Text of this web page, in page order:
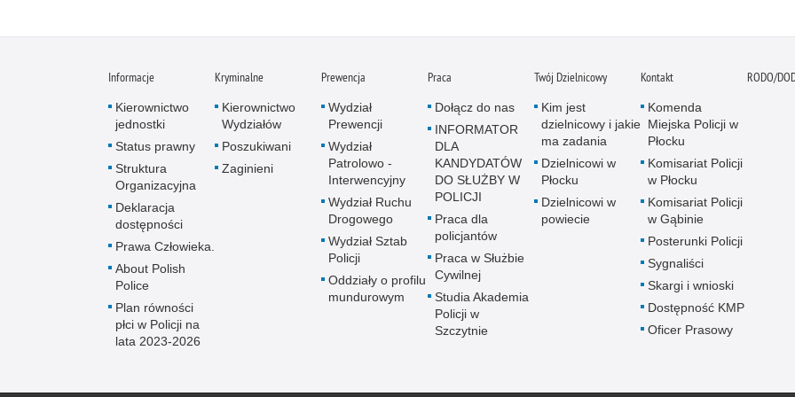
Informacje
Kierownictwo
jednostki
Status prawny
Struktura
Organizacyjna
Deklaracja
dostępności
Prawa Człowieka.
About Polish
Police
Plan równości
płci w Policji na
lata 2023-2026
Kryminalne
Kierownictwo
Wydziałów
Poszukiwani
Zaginieni
Prewencja
Wydział
Prewencji
Wydział
Patrolowo -
Interwencyjny
Wydział Ruchu
Drogowego
Wydział Sztab
Policji
Oddziały o profilu
mundurowym
Praca
Dołącz do nas
INFORMATOR
DLA
KANDYDATÓW
DO SŁUŻBY W
POLICJI
Praca dla
policjantów
Praca w Służbie
Cywilnej
Studia Akademia
Policji w
Szczytnie
Twój Dzielnicowy
Kim jest
dzielnicowy i jakie
ma zadania
Dzielnicowi w
Płocku
Dzielnicowi w
powiecie
Kontakt
Komenda
Miejska Policji w
Płocku
Komisariat Policji
w Płocku
Komisariat Policji
w Gąbinie
Posterunki Policji
Sygnaliści
Skargi i wnioski
Dostępność KMP
Oficer Prasowy
RODO/